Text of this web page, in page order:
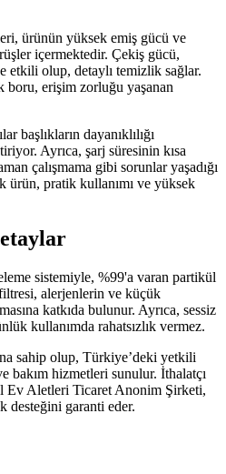
ürünün yüksek emiş gücü ve
içermektedir. Çekiş gücü,
etkili olup, detaylı temizlik sağlar.
boru, erişim zorluğu yaşanan
başlıkların dayanıklılığı
Ayrıca, şarj süresinin kısa
çalışmama gibi sorunlar yaşadığı
pratik kullanımı ve yüksek
sistemiyle, %99'a varan partikül
alerjenlerin ve küçük
katkıda bulunur. Ayrıca, sessiz
kullanımda rahatsızlık vermez.
sahip olup, Türkiye’deki yetkili
bakım hizmetleri sunulur. İthalatçı
Aletleri Ticaret Anonim Şirketi,
garanti eder.